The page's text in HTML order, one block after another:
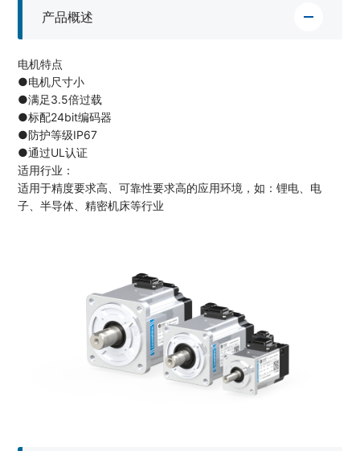
产品概述
电机特点
●电机尺寸小
●满足3.5倍过载
●标配24bit编码器
●防护等级IP67
●通过UL认证
适用行业：
适用于精度要求高、可靠性要求高的应用环境，如：锂电、电
子、半导体、精密机床等行业